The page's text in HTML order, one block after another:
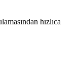
hızlıca